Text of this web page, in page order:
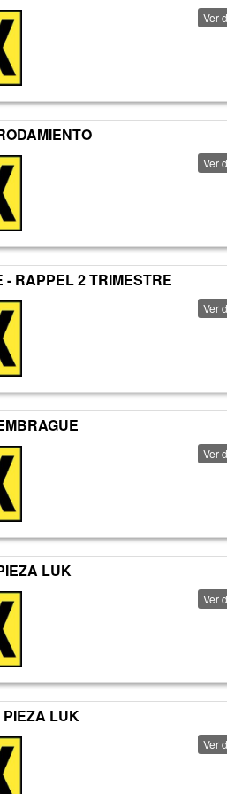
Ver
Ver
- RAPPEL 2 TRIMESTRE
Ver
Ver
LUK
Ver
PIEZA LUK
Ver